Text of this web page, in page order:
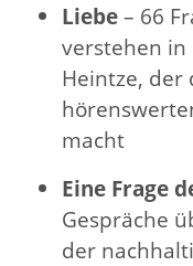
Liebe– 66
verstehen
Heintze, der
macht
Eine Frage
Gespräche
der